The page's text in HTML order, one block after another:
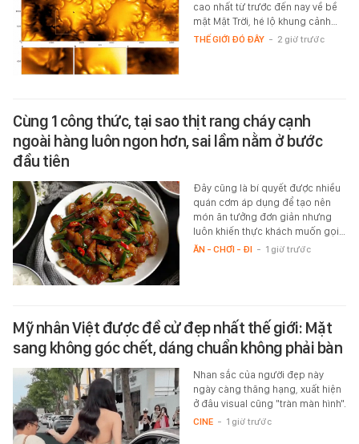
cao nhất từ trước đến nay về bề
mặt Mặt Trời, hé lộ khung cảnh…
THẾ GIỚI ĐÓ ĐÂY - 2 giờ trước
Cùng 1 công thức, tại sao thịt rang cháy cạnh
ngoài hàng luôn ngon hơn, sai lầm nằm ở bước
đầu tiên
Đây cũng là bí quyết được nhiều
quán cơm áp dụng để tạo nên
món ăn tưởng đơn giản nhưng
luôn khiến thực khách muốn gọi…
ĂN - CHƠI - ĐI - 1 giờ trước
Mỹ nhân Việt được đề cử đẹp nhất thế giới: Mặt
sang không góc chết, dáng chuẩn không phải bàn
Nhan sắc của người đẹp này
ngày càng thăng hạng, xuất hiện
ở đâu visual cũng "tràn màn hình".
CINE - 1 giờ trước